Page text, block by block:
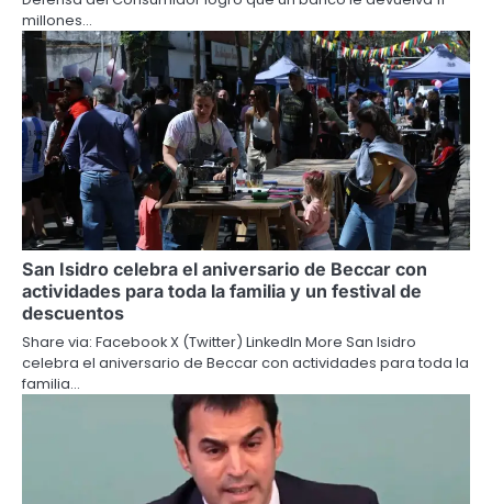
millones…
San Isidro celebra el aniversario de Beccar con
actividades para toda la familia y un festival de
descuentos
Share via: Facebook X (Twitter) LinkedIn More San Isidro
celebra el aniversario de Beccar con actividades para toda la
familia…